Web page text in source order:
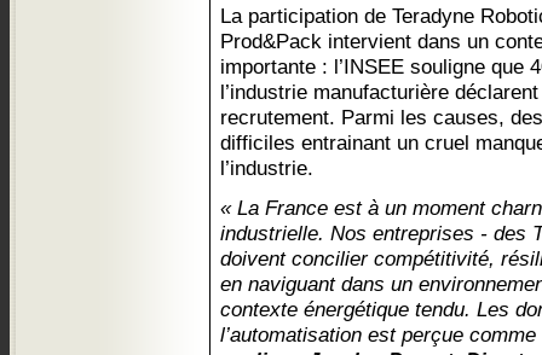
La participation de Teradyne
Prod&Pack intervient dans un
importante : l’INSEE souligne que
l’industrie manufacturière
recrutement. Parmi les causes,
difficiles entrainant un cruel
l’industrie.
« La France est à un moment
industrielle. Nos entreprises - des
doivent concilier compétitivité,
en naviguant dans un
contexte énergétique tendu. Les
l’automatisation est perçue